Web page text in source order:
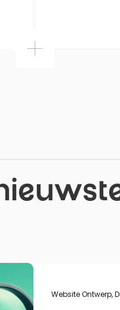
Website Ontwerp,